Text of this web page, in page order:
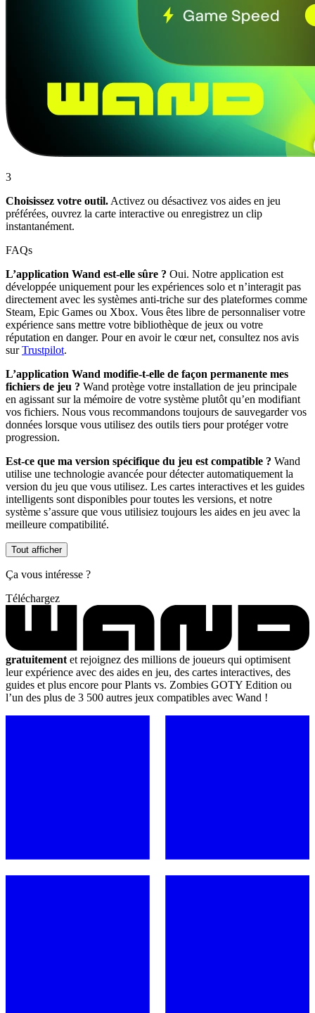
3
Choisissez votre outil. Activez ou désactivez vos aides en jeu
préférées, ouvrez la carte interactive ou enregistrez un clip
instantanément.
FAQs
L’application Wand est-elle sûre ? Oui. Notre application est
développée uniquement pour les expériences solo et n’interagit pas
directement avec les systèmes anti-triche sur des plateformes comme
Steam, Epic Games ou Xbox. Vous êtes libre de personnaliser votre
expérience sans mettre votre bibliothèque de jeux ou votre
réputation en danger. Pour en avoir le cœur net, consultez nos avis
surTrustpilot.
L’application Wand modifie-t-elle de façon permanente mes
fichiers de jeu ? Wand protège votre installation de jeu principale
en agissant sur la mémoire de votre système plutôt qu’en modifiant
vos fichiers. Nous vous recommandons toujours de sauvegarder vos
données lorsque vous utilisez des outils tiers pour protéger votre
progression.
Est-ce que ma version spécifique du jeu est compatible ? Wand
utilise une technologie avancée pour détecter automatiquement la
version du jeu que vous utilisez. Les cartes interactives et les guides
intelligents sont disponibles pour toutes les versions, et notre
système s’assure que vous utilisiez toujours les aides en jeu avec la
meilleure compatibilité.
Tout afficher
Ça vous intéresse ?
Téléchargez
gratuitement et rejoignez des millions de joueurs qui optimisent
leur expérience avec des aides en jeu, des cartes interactives, des
guides et plus encore pour Plants vs. Zombies GOTY Edition ou
l’un des plus de 3 500 autres jeux compatibles avec Wand !